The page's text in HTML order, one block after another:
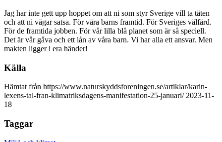
Jag har inte gett upp hoppet om att ni som styr Sverige vill ta täten
och att ni vågar satsa. För våra barns framtid. För Sveriges välfärd.
För de framtida jobben. För vår lilla blå planet som är så speciell.
Det är vår gåva och ett lån av våra barn. Vi har alla ett ansvar. Men
makten ligger i era händer!
Källa
Hämtat från https://www.naturskyddsforeningen.se/artiklar/karin-
lexens-tal-fran-klimatriksdagens-manifestation-25-januari/ 2023-11-
18
Taggar